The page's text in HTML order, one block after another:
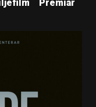
Premiär